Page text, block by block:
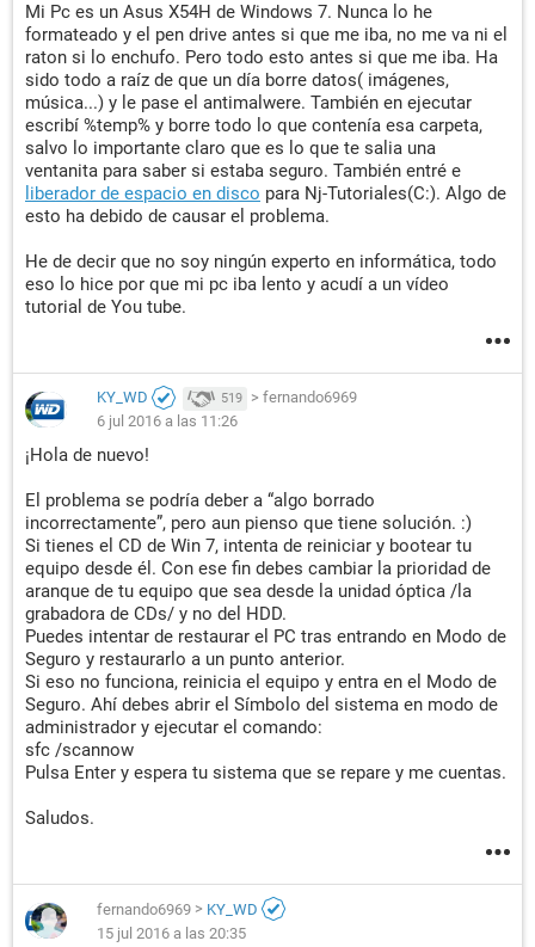
Mi Pc es un Asus X54H de Windows 7. Nunca lo he
formateado y el pen drive antes si que me iba, no me va ni el
raton si lo enchufo. Pero todo esto antes si que me iba. Ha
sido todo a raíz de que un día borre datos( imágenes,
música...) y le pase el antimalwere. También en ejecutar
escribí %temp% y borre todo lo que contenía esa carpeta,
salvo lo importante claro que es lo que te salia una
ventanita para saber si estaba seguro. También entré e
liberador de espacio en disco para Nj-Tutoriales(C:). Algo de
esto ha debido de causar el problema.
He de decir que no soy ningún experto en informática, todo
eso lo hice por que mi pc iba lento y acudí a un vídeo
tutorial de You tube.
KY_WD 519 > fernando6969
6 jul 2016 a las 11:26
¡Hola de nuevo!
El problema se podría deber a “algo borrado
incorrectamente”, pero aun pienso que tiene solución. :)
Si tienes el CD de Win 7, intenta de reiniciar y bootear tu
equipo desde él. Con ese fin debes cambiar la prioridad de
aranque de tu equipo que sea desde la unidad óptica /la
grabadora de CDs/ y no del HDD.
Puedes intentar de restaurar el PC tras entrando en Modo de
Seguro y restaurarlo a un punto anterior.
Si eso no funciona, reinicia el equipo y entra en el Modo de
Seguro. Ahí debes abrir el Símbolo del sistema en modo de
administrador y ejecutar el comando:
sfc /scannow
Pulsa Enter y espera tu sistema que se repare y me cuentas.
Saludos.
fernando6969 > KY_WD
15 jul 2016 a las 20:35